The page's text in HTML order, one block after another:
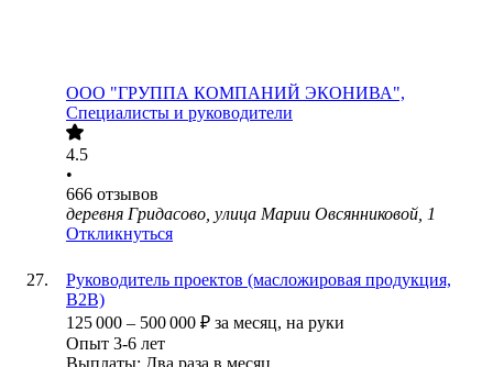
ООО "ГРУППА КОМПАНИЙ ЭКОНИВА",
Специалисты и руководители
4.5
•
666 отзывов
деревня Гридасово, улица Марии Овсянниковой, 1
Откликнуться
Руководитель проектов (масложировая продукция,
В2В)
125 000 – 500 000 ₽ за месяц, на руки
Опыт 3-6 лет